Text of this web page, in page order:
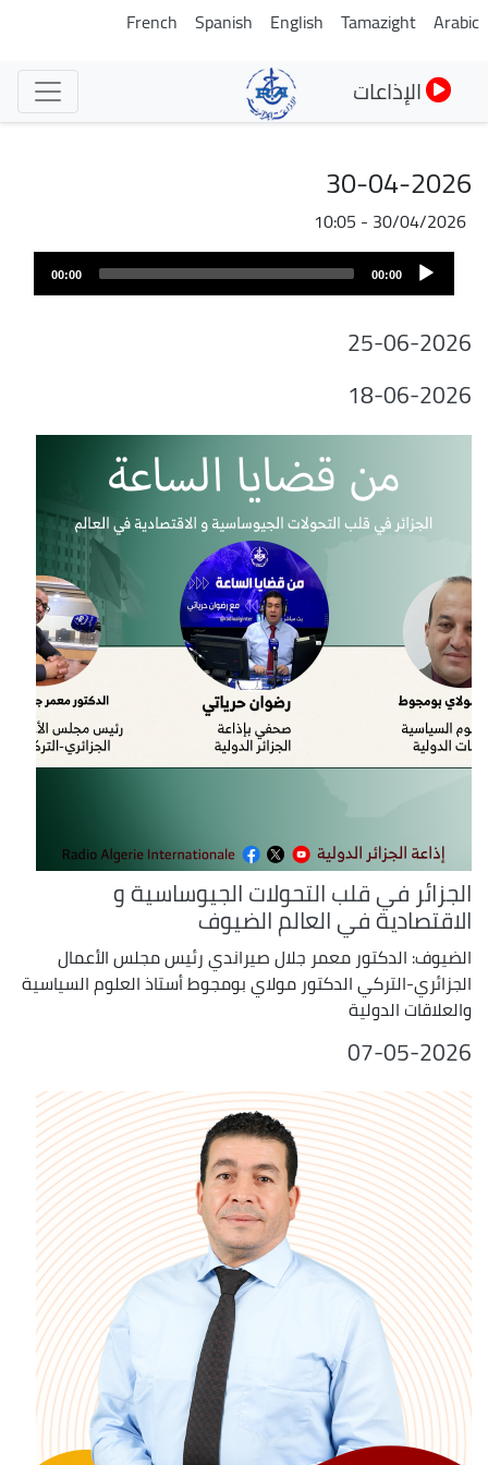
تجاوز
Arabic
Tamazight
English
Spanish
French
الإذاعات
30-04-2026
30/04/2026 - 10:05
ملف
الصوت
Audio
Player
00:00
00:00
25-06-2026
18-06-2026
الجزائر في قلب التحولات الجيوساسية و
الاقتصادية في العالم الضيوف
الضيوف: الدكتور معمر جلال صيراندي رئيس مجلس الأعمال
الجزائري-التركي الدكتور مولاي بومجوط أستاذ العلوم السياسية
والعلاقات الدولية
07-05-2026